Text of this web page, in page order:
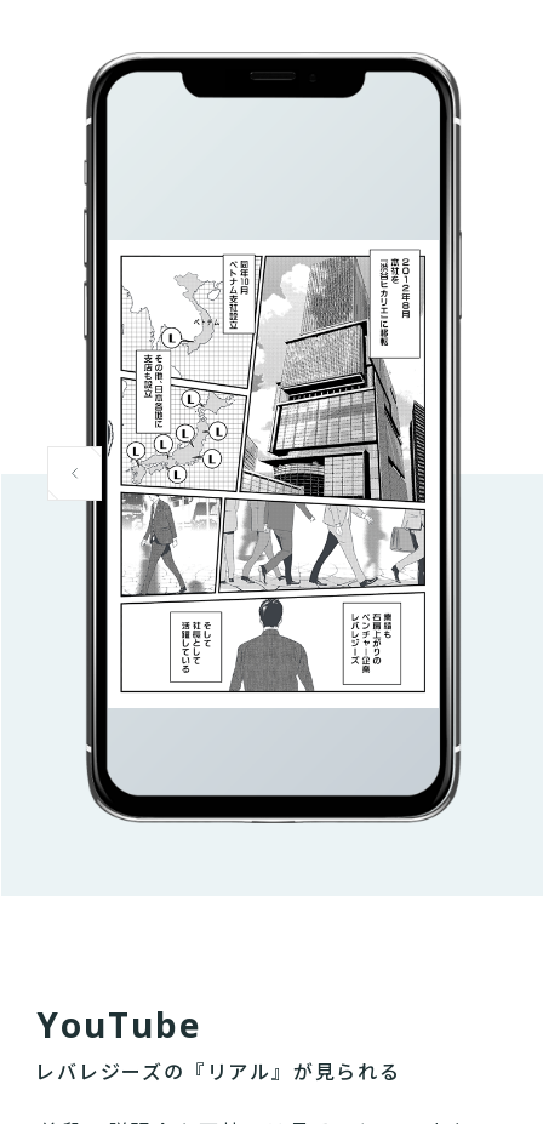
YouTube
レバレジーズの『リアル』が見られる